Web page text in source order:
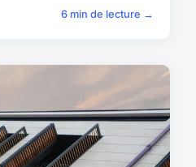
6 min de lecture →